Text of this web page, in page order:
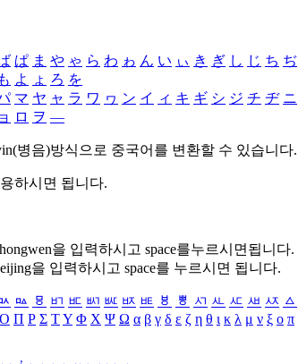
ぱ ま や ゃ ら わ ゎ ん い ぃ き ぎ し じ ち ぢ
も よ ょ ろ を
マ ヤ ャ ラ ワ ヮ ン イ ィ キ ギ シ ジ チ ヂ ニ
ョ ロ ヲ ―
병음)방식으로 중국어를 변환할 수 있습니다.
하시면 됩니다.
을 입력하시고 space를누르시면됩니다.
을 입력하시고 space를 누르시면 됩니다.
ㅰ ㅱ ㅲ ㅳ ㅴ ㅵ ㅶ ㅷ ㅸ ㅹ ㅺ ㅻ ㅼ ㅽ ㅾ ㅿ
Ο Π Ρ Σ ΤΥ Φ Χ Ψ Ω α β γ δ ε ζ η θ ι κ λ μ ν ξ ο π